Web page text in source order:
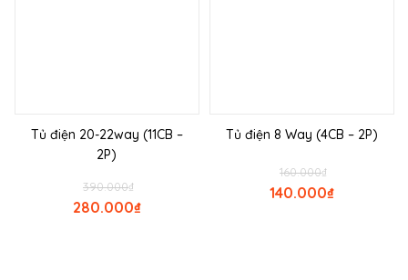
Tủ điện 20-22way (11CB –
2P)
₫
390.000
₫
280.000
Tủ điện 8 Way (4CB – 2P)
₫
160.000
₫
140.000